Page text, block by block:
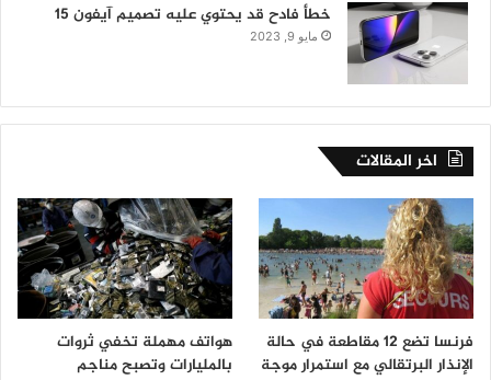
خطأ فادح قد يحتوي عليه تصميم آيفون 15
مايو 9, 2023
اخر المقالات
فرنسا تضع 12 مقاطعة في حالة
الإنذار البرتقالي مع استمرار موجة
هواتف مهملة تخفي ثروات
بالمليارات وتصبح مناجم